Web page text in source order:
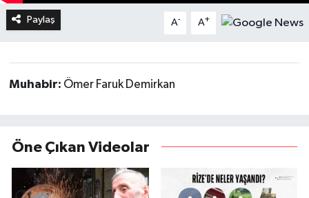
Paylaş A- A+
Muhabir: Ömer Faruk Demirkan
Öne Çıkan Videolar